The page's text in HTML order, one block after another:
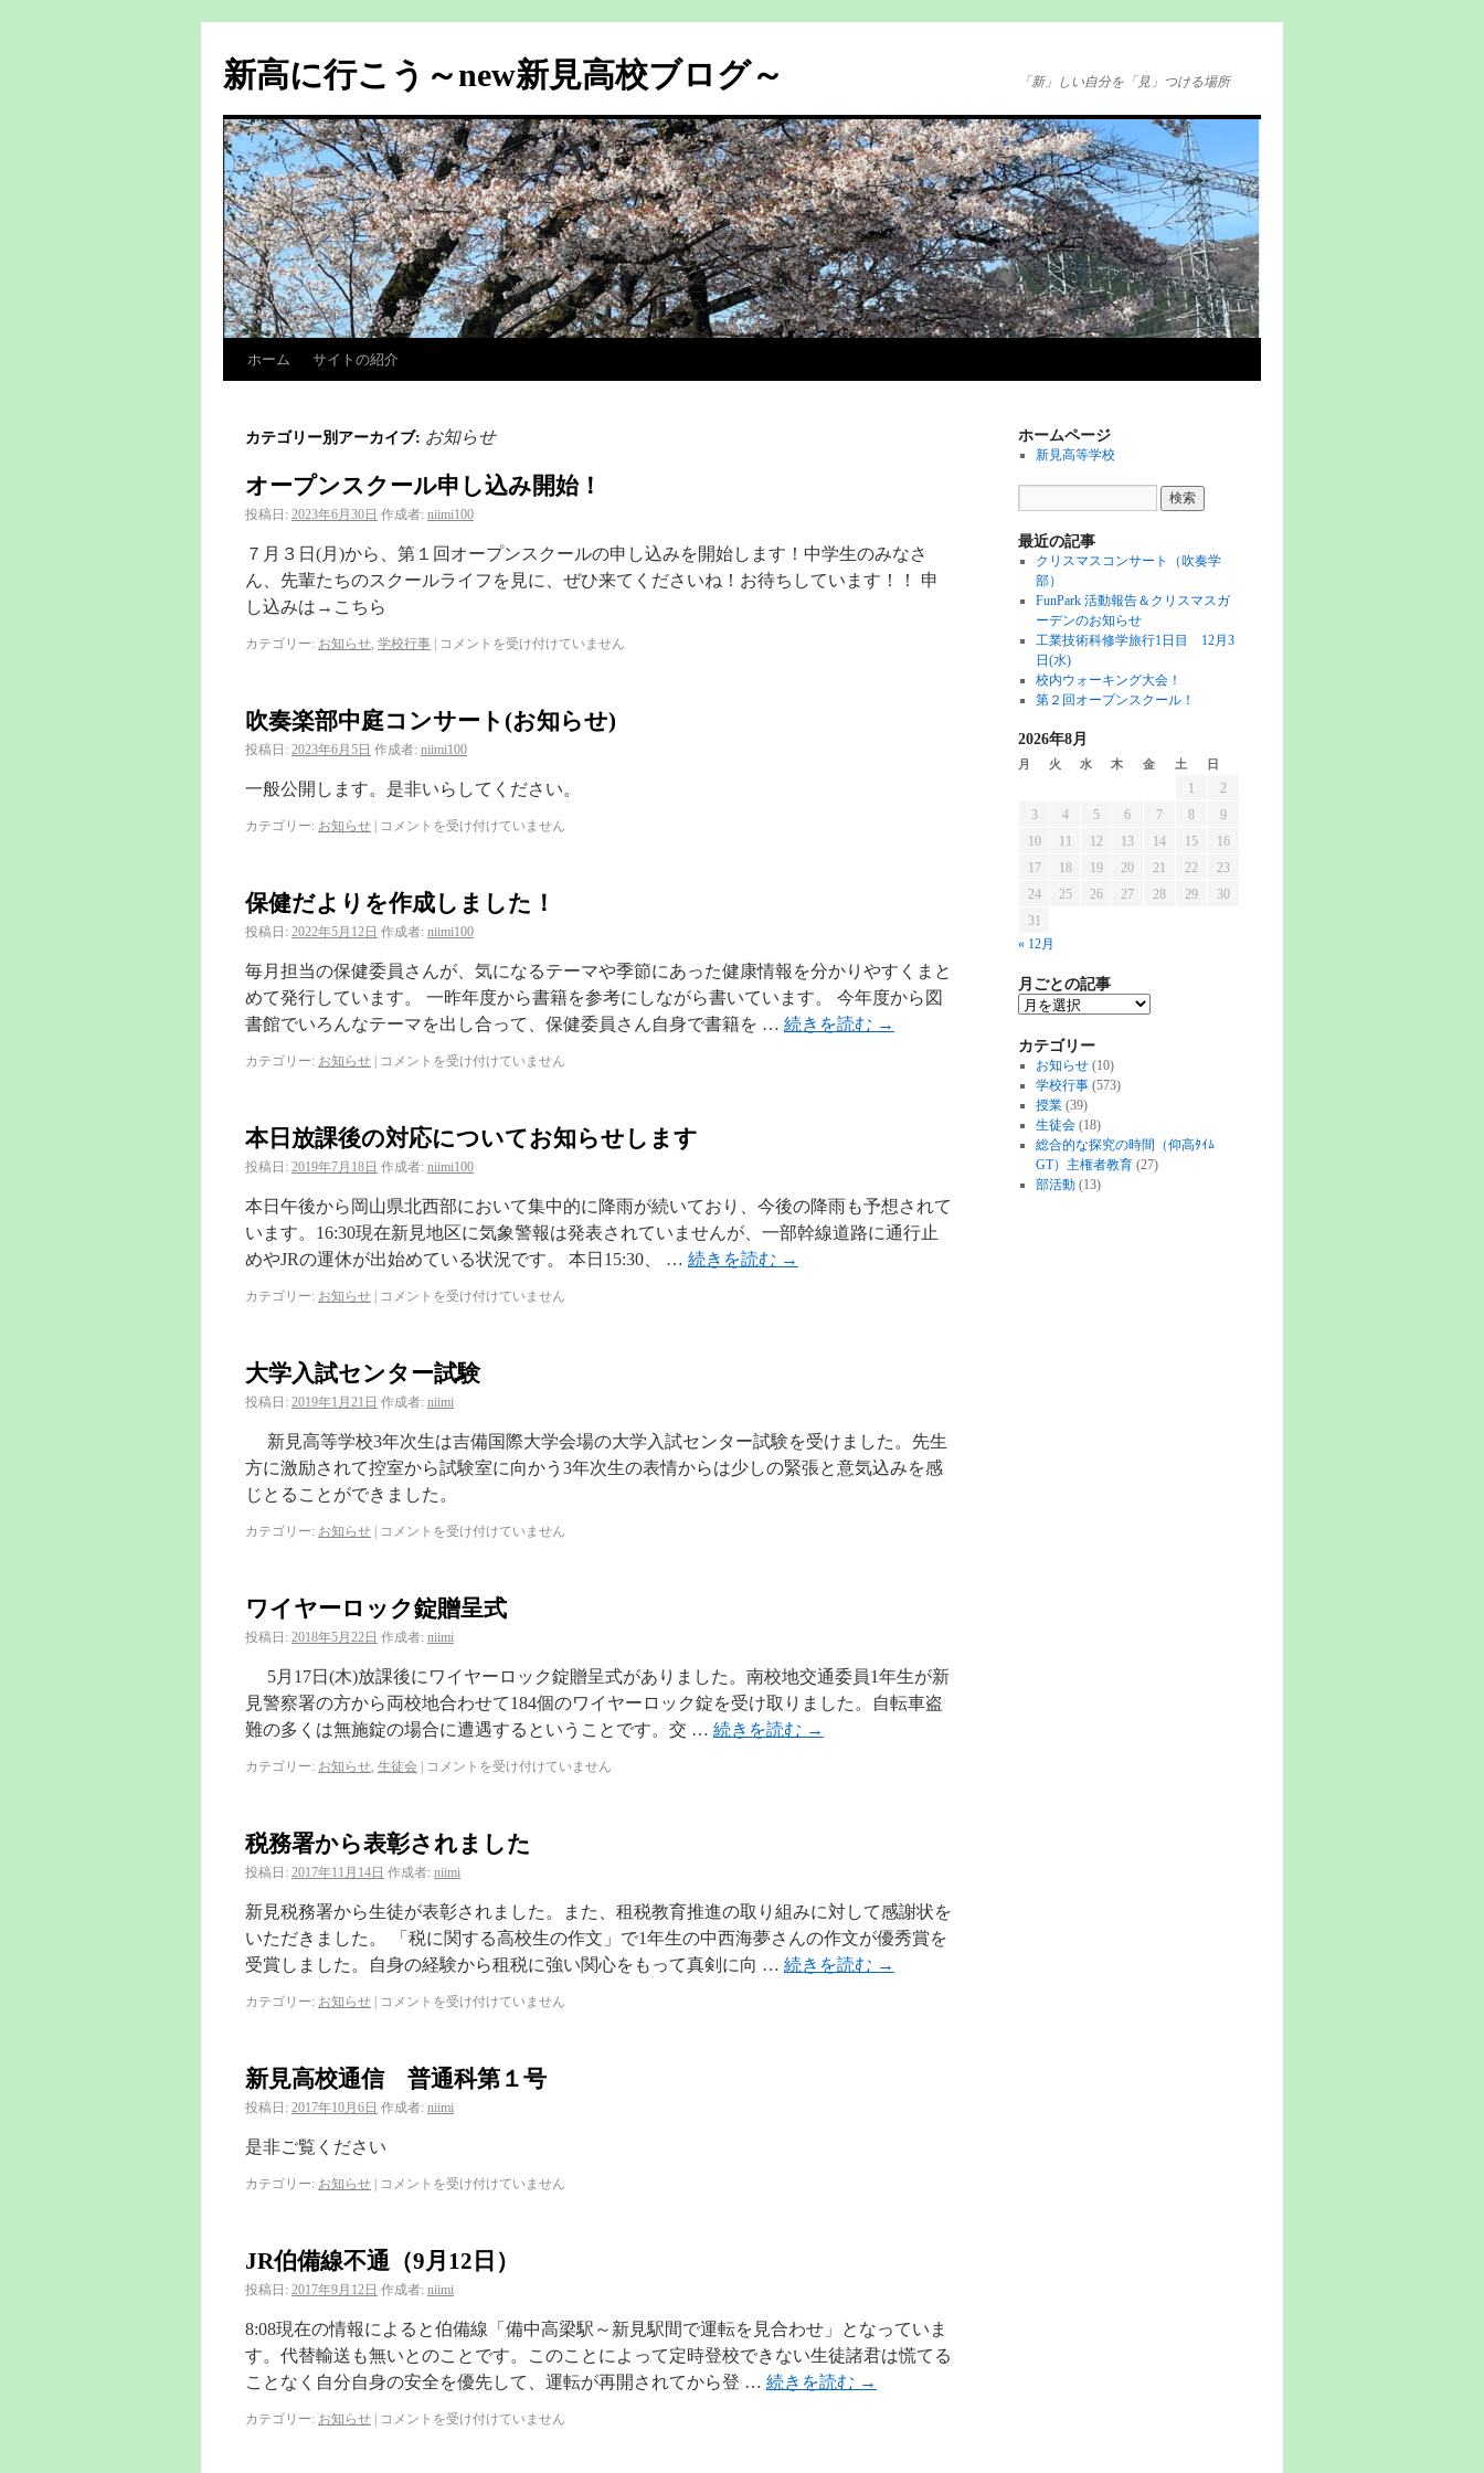
新高に行こう～new新見高校ブログ～ 「新」しい自分を「見」つける場所
ホーム サイトの紹介
カテゴリー別アーカイブ: お知らせ
オープンスクール申し込み開始！
投稿日: 2023年6月30日 作成者: niimi100
７月３日(月)から、第１回オープンスクールの申し込みを開始します！中学生のみなさ
ん、先輩たちのスクールライフを見に、ぜひ来てくださいね！お待ちしています！！ 申
し込みは→こちら
カテゴリー: お知らせ, 学校行事 コメントを受け付けていません
吹奏楽部中庭コンサート(お知らせ)
投稿日: 2023年6月5日 作成者: niimi100
一般公開します。是非いらしてください。
カテゴリー: お知らせ コメントを受け付けていません
保健だよりを作成しました！
投稿日: 2022年5月12日 作成者: niimi100
毎月担当の保健委員さんが、気になるテーマや季節にあった健康情報を分かりやすくまと
めて発行しています。 一昨年度から書籍を参考にしながら書いています。 今年度から図
書館でいろんなテーマを出し合って、保健委員さん自身で書籍を … 続きを読む →
カテゴリー: お知らせ コメントを受け付けていません
本日放課後の対応についてお知らせします
投稿日: 2019年7月18日 作成者: niimi100
本日午後から岡山県北西部において集中的に降雨が続いており、今後の降雨も予想されて
います。16:30現在新見地区に気象警報は発表されていませんが、一部幹線道路に通行止
めやJRの運休が出始めている状況です。 本日15:30、 … 続きを読む →
カテゴリー: お知らせ コメントを受け付けていません
大学入試センター試験
投稿日: 2019年1月21日 作成者: niimi
新見高等学校3年次生は吉備国際大学会場の大学入試センター試験を受けました。先生
方に激励されて控室から試験室に向かう3年次生の表情からは少しの緊張と意気込みを感
じとることができました。
カテゴリー: お知らせ コメントを受け付けていません
ワイヤーロック錠贈呈式
投稿日: 2018年5月22日 作成者: niimi
5月17日(木)放課後にワイヤーロック錠贈呈式がありました。南校地交通委員1年生が新
見警察署の方から両校地合わせて184個のワイヤーロック錠を受け取りました。自転車盗
難の多くは無施錠の場合に遭遇するということです。交 … 続きを読む →
カテゴリー: お知らせ, 生徒会 コメントを受け付けていません
税務署から表彰されました
投稿日: 2017年11月14日 作成者: niimi
新見税務署から生徒が表彰されました。また、租税教育推進の取り組みに対して感謝状を
いただきました。 「税に関する高校生の作文」で1年生の中西海夢さんの作文が優秀賞を
受賞しました。自身の経験から租税に強い関心をもって真剣に向 … 続きを読む →
カテゴリー: お知らせ コメントを受け付けていません
新見高校通信 普通科第１号
投稿日: 2017年10月6日 作成者: niimi
是非ご覧ください
カテゴリー: お知らせ コメントを受け付けていません
JR伯備線不通（9月12日）
投稿日: 2017年9月12日 作成者: niimi
8:08現在の情報によると伯備線「備中高梁駅～新見駅間で運転を見合わせ」となっていま
す。代替輸送も無いとのことです。このことによって定時登校できない生徒諸君は慌てる
ことなく自分自身の安全を優先して、運転が再開されてから登 … 続きを読む →
カテゴリー: お知らせ コメントを受け付けていません
ホームページ
新見高等学校
最近の記事
クリスマスコンサート（吹奏学
部）
FunPark 活動報告＆クリスマスガ
ーデンのお知らせ
工業技術科修学旅行1日目 12月3
日(水)
校内ウォーキング大会！
第２回オープンスクール！
2026年8月
月 火 水 木 金 土 日
« 12月
1
2
3
4 5 6 7 8
9
10
11 12 13 14 15
16
17
18 19 20 21 22
23
24
25 26 27 28 29
30
31
月ごとの記事
カテゴリー
お知らせ(10)
学校行事(573)
授業(39)
生徒会(18)
総合的な探究の時間（仰高ﾀｲﾑ
GT）主権者教育(27)
部活動(13)